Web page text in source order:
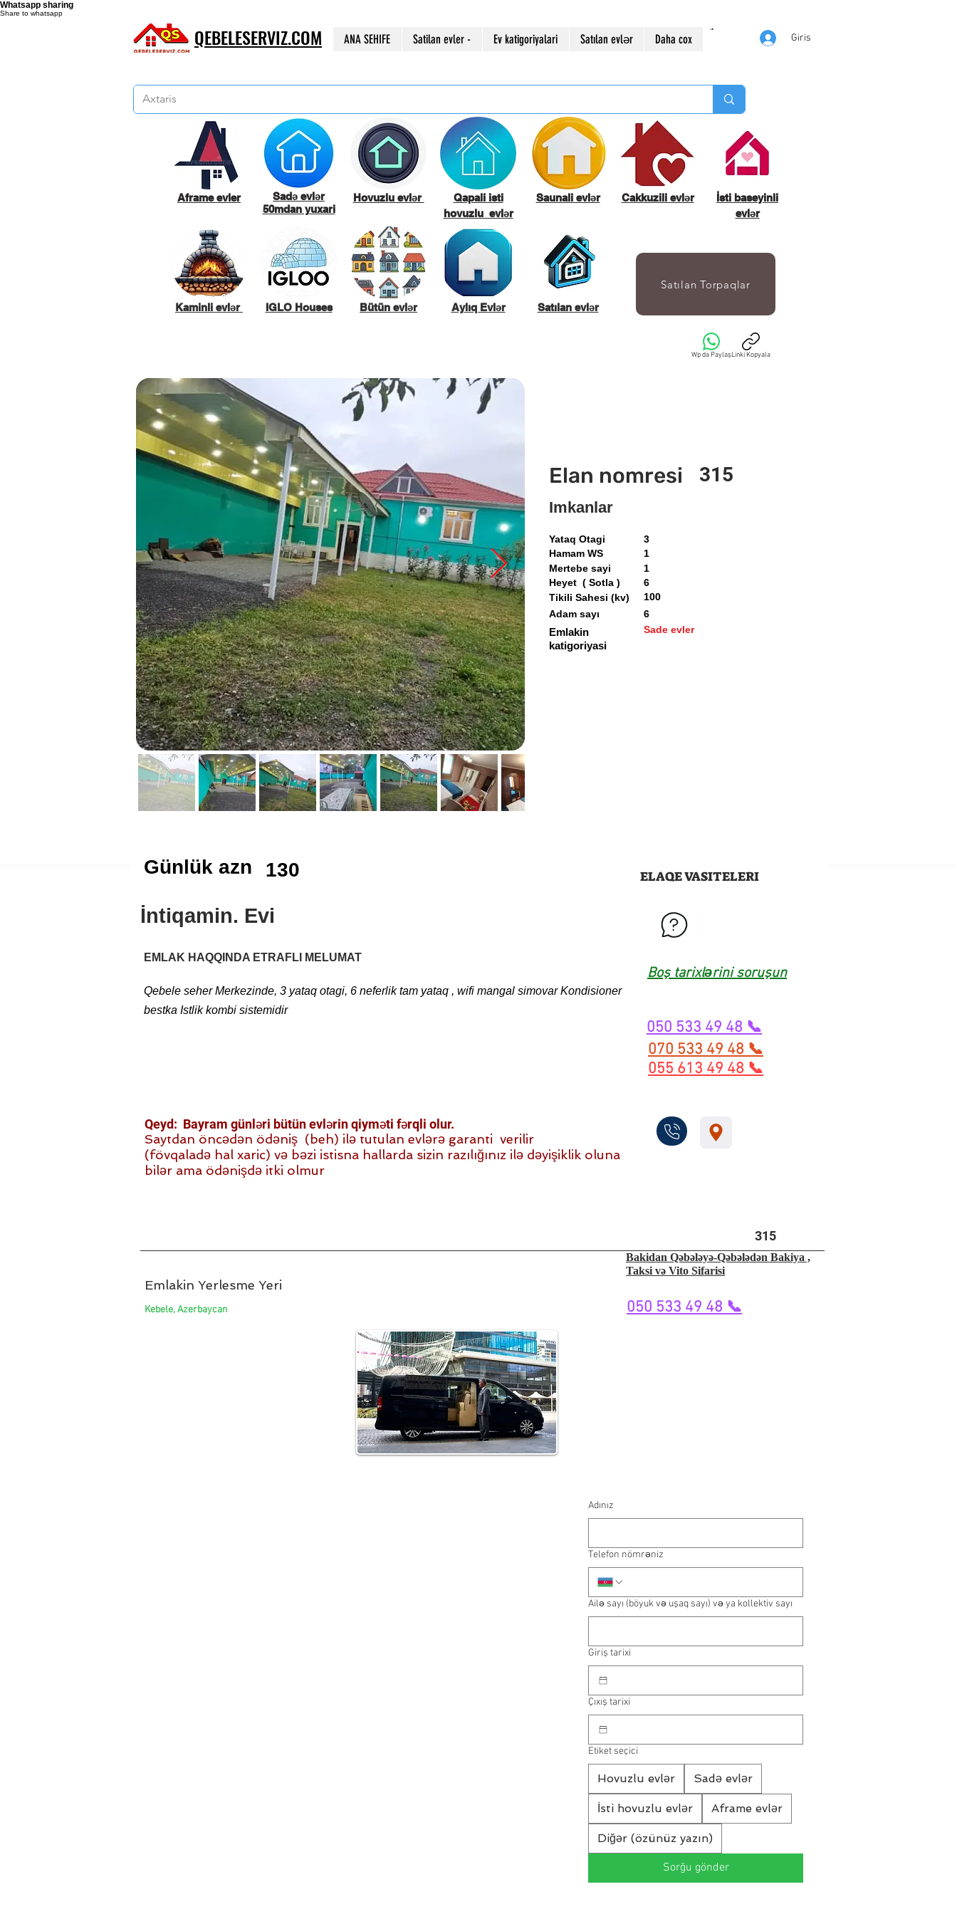
Whatsapp sharing
Share to whatsapp
QEBELESERVIZ.COM ANA SEHIFE Satilan evler - Ev katigoriyalari Satılan evlər Daha cox Giris
Aframe evler
Kaminli evlər
Sadə evlər
50mdan yuxari
IGLO Houses
Hovuzlu evlər
Bütün evlər
Qapali isti
hovuzlu evlər
Aylıq Evlər
Saunali evlər
Satılan evlər
Cakkuzili evlər
İsti baseyinli
evlər
Satılan Torpaqlar
Wp da PaylaşLinki Kopyala
Elan nomresi 315
Imkanlar
Yataq Otagi
Mertebe sayi
Hamam WS
Heyet ( Sotla )
Tikili Sahesi (kv)
3
6
1
1
100
Emlakin
katigoriyasi
Sade evler
6
Adam sayı
Günlük azn 130
İntiqamin. Evi
ELAQE VASITELERI
EMLAK HAQQINDA ETRAFLI MELUMAT
Boş tarixlərini soruşun
Qebele seher Merkezinde, 3 yataq otagi, 6 neferlik tam yataq , wifi mangal simovar Kondisioner
bestka Istlik kombi sistemidir
050 533 49 48 📞
070 533 49 48 📞
055 613 49 48 📞
Qeyd: Bayram günləri bütün evlərin qiyməti fərqli olur.
Saytdan öncədən ödəniş (beh) ilə tutulan evlərə garanti verilir
(fövqaladə hal xaric) və bəzi istisna hallarda sizin razılığınız ilə dəyişiklik oluna
bilər ama ödənişdə itki olmur
315
Emlakin Yerlesme Yeri
Bakidan Qəbələyə-Qəbələdən Bakiya ,
Taksi və Vito Sifarisi
Kebele, Azerbaycan 050 533 49 48 📞
Adınız
Telefon nömrəniz
Ailə sayı (böyuk və uşaq sayı) və ya kollektiv sayı
Giriş tarixi
Çıxış tarixi
Etiket seçici
Hovuzlu evlər Sadə evlər
İsti hovuzlu evlər Aframe evlər
Diğər (özünüz yazın)
Sorğu gönder